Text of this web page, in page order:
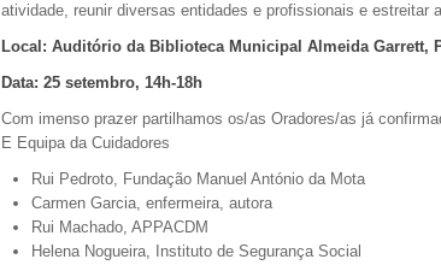
atividade, reunir diversas entidades e profissionais e estreitar
Local: Auditório da Biblioteca Municipal Almeida Garrett,
Data: 25 setembro, 14h-18h
Com imenso prazer partilhamos os/as Oradores/as já
E Equipa da Cuidadores
Rui Pedroto, Fundação Manuel António da Mota
Carmen Garcia, enfermeira, autora
Rui Machado, APPACDM
Helena Nogueira, Instituto de Segurança Social